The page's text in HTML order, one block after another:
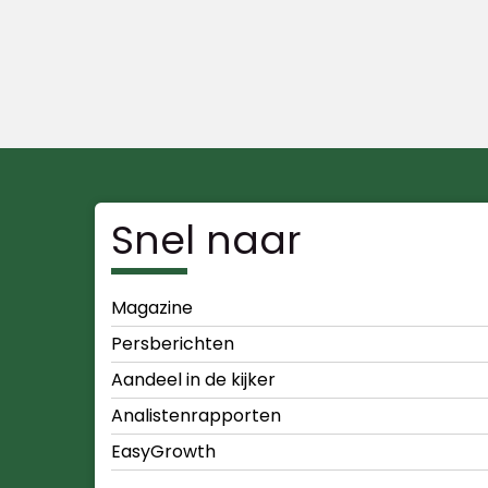
Snel naar
Magazine
Persberichten
Aandeel in de kijker
Analistenrapporten
EasyGrowth